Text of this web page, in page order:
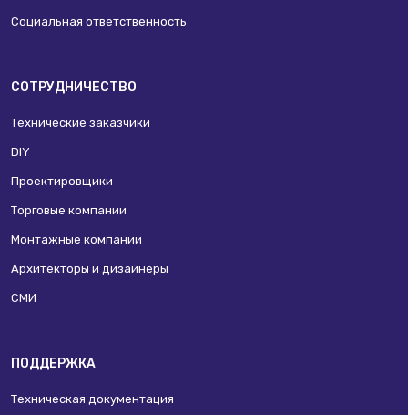
Социальная ответственность
СОТРУДНИЧЕСТВО
Технические заказчики
DIY
Проектировщики
Торговые компании
Монтажные компании
Архитекторы и дизайнеры
СМИ
ПОДДЕРЖКА
Техническая документация